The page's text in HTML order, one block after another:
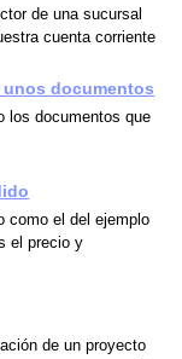
de una sucursal
cuenta corriente
documentos
los documentos que
como el del ejemplo
el precio y
de un proyecto